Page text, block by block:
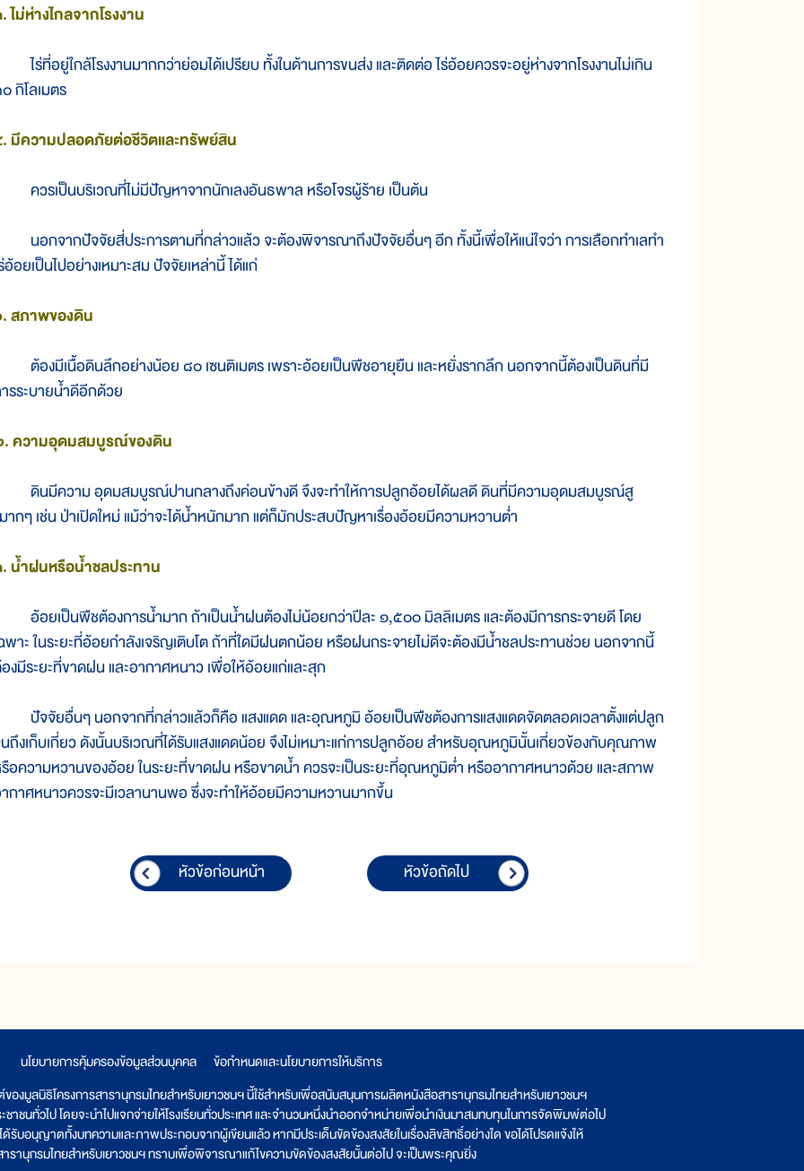
ไม่ห่างไกลจากโรงงาน
ไร่ที่อยู่ใกล้โรงงานมากกว่าย่อมได้เปรียบ ทั้งในด้านการขนส่ง และติดต่อ ไร่อ้อยควรจะอยู่ห่างจากโรงงานไม่เกิน
กิโลเมตร
มีความปลอดภัยต่อชีวิตและทรัพย์สิน
ควรเป็นบริเวณที่ไม่มีปัญหาจากนักเลงอันธพาล หรือโจรผู้ร้าย เป็นต้น
นอกจากปัจจัยสี่ประการตามที่กล่าวแล้ว จะต้องพิจารณาถึงปัจจัยอื่นๆ อีก ทั้งนี้เพื่อให้แน่ใจว่า การเลือกทำเลทำ
อ้อยเป็นไปอย่างเหมาะสม ปัจจัยเหล่านี้ ได้แก่
สภาพของดิน
ต้องมีเนื้อดินลึกอย่างน้อย ๘๐ เซนติเมตร เพราะอ้อยเป็นพืชอายุยืน และหยั่งรากลึก นอกจากนี้ต้องเป็นดินที่มี
รระบายน้ำดีอีกด้วย
ความอุดมสมบูรณ์ของดิน
ดินมีความ อุดมสมบูรณ์ปานกลางถึงค่อนข้างดี จึงจะทำให้การปลูกอ้อยได้ผลดี ดินที่มีความอุดมสมบูรณ์สู
ากๆ เช่น ป่าเปิดใหม่ แม้ว่าจะได้น้ำหนักมาก แต่ก็มักประสบปัญหาเรื่องอ้อยมีความหวานต่ำ
น้ำฝนหรือน้ำชลประทาน
อ้อยเป็นพืชต้องการน้ำมาก ถ้าเป็นน้ำฝนต้องไม่น้อยกว่าปีละ ๑,๕๐๐ มิลลิเมตร และต้องมีการกระจายดี โดย
พาะ ในระยะที่อ้อยกำลังเจริญเติบโต ถ้าที่ใดมีฝนตกน้อย หรือฝนกระจายไม่ดีจะต้องมีน้ำชลประทานช่วย นอกจากนี้
งมีระยะที่ขาดฝน และอากาศหนาว เพื่อให้อ้อยแก่และสุก
ปัจจัยอื่นๆ นอกจากที่กล่าวแล้วก็คือ แสงแดด และอุณหภูมิ อ้อยเป็นพืชต้องการแสงแดดจัดตลอดเวลาตั้งแต่ปลูก
ถึงเก็บเกี่ยว ดังนั้นบริเวณที่ได้รับแสงแดดน้อย จึงไม่เหมาะแก่การปลูกอ้อย สำหรับอุณหภูมินั้นเกี่ยวข้องกับคุณภาพ
อความหวานของอ้อย ในระยะที่ขาดฝน หรือขาดน้ำ ควรจะเป็นระยะที่อุณหภูมิต่ำ หรืออากาศหนาวด้วย และสภาพ
กาศหนาวควรจะมีเวลานานพอ ซึ่งจะทำให้อ้อยมีความหวานมากขึ้น
หัวข้อก่อนหน้า หัวข้อถัดไป
นโยบายการคุ้มครองข้อมูลส่วนบุคคล
ข้อกำหนดและนโยบายการให้บริการ
องมูลนิธิโครงการสารานุกรมไทยสำหรับเยาวชนฯ นี้ใช้สำหรับเพื่อสนับสนุนการผลิตหนังสือสารานุกรมไทยสำหรับเยาวชนฯ
ชาชนทั่วไป โดยจะนำไปแจกจ่ายให้โรงเรียนทั่วประเทศ และจำนวนหนึ่งนำออกจำหน่ายเพื่อนำเงินมาสมทบทุนในการจัดพิมพ์ต่อไป
รับอนุญาตทั้งบทความและภาพประกอบจากผู้เขียนแล้ว หากมีประเด็นขัดข้องสงสัยในเรื่องลิขสิทธิ์อย่างใด ขอได้โปรดแจ้งให้
รานุกรมไทยสำหรับเยาวชนฯ ทราบเพื่อพิจารณาแก้ไขความขัดข้องสงสัยนั้นต่อไป จะเป็นพระคุณยิ่ง